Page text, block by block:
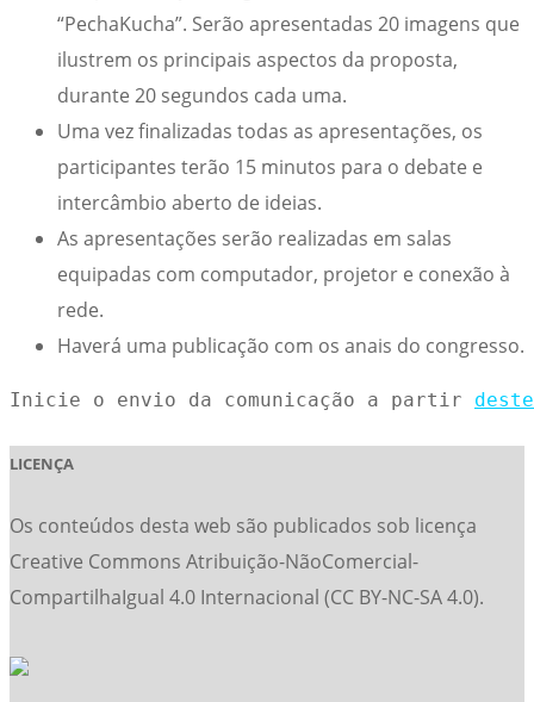
“PechaKucha”. Serão apresentadas 20 imagens que
ilustrem os principais aspectos da proposta,
durante 20 segundos cada uma.
Uma vez finalizadas todas as apresentações, os
participantes terão 15 minutos para o debate e
intercâmbio aberto de ideias.
As apresentações serão realizadas em salas
equipadas com computador, projetor e conexão à
rede.
Haverá uma publicação com os anais do congresso.
Inicie o envio da comunicação a partir
LICENÇA
Os conteúdos desta web são publicados sob licença
Creative Commons Atribuição-NãoComercial-
CompartilhaIgual 4.0 Internacional (CC BY-NC-SA 4.0).